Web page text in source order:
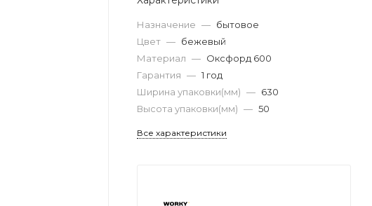
Назначение — бытовое
Цвет — бежевый
Материал — Оксфорд 600
Гарантия — 1 год
Ширина упаковки(мм) — 630
Высота упаковки(мм) — 50
Все характеристики